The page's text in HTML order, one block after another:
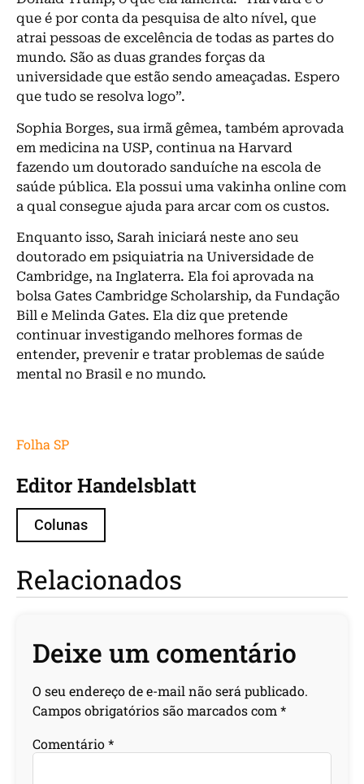
que é por conta da pesquisa de alto nível, que
atrai pessoas de excelência de todas as partes do
mundo. São as duas grandes forças da
universidade que estão sendo ameaçadas. Espero
que tudo se resolva logo”.
Sophia Borges, sua irmã gêmea, também aprovada
em medicina na USP, continua na Harvard
fazendo um doutorado sanduíche na escola de
saúde pública. Ela possui uma vakinha online com
a qual consegue ajuda para arcar com os custos.
Enquanto isso, Sarah iniciará neste ano seu
doutorado em psiquiatria na Universidade de
Cambridge, na Inglaterra. Ela foi aprovada na
bolsa Gates Cambridge Scholarship, da Fundação
Bill e Melinda Gates. Ela diz que pretende
continuar investigando melhores formas de
entender, prevenir e tratar problemas de saúde
mental no Brasil e no mundo.
Folha SP
Editor Handelsblatt
Colunas
Relacionados
Deixe um comentário
O seu endereço de e-mail não será publicado.
Campos obrigatórios são marcados com*
Comentário*